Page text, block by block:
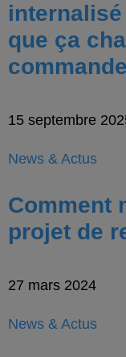
que ça
15 septembre
News & Actus
Comment
projet de
27 mars 2024
News & Actus